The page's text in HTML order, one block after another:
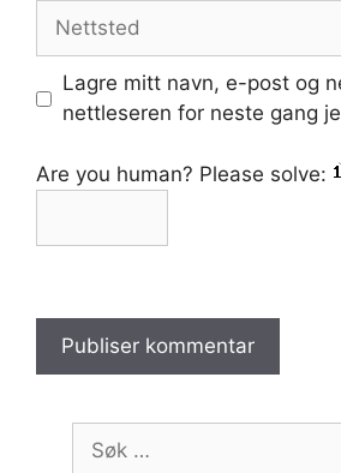
Nettsted
Lagre mitt navn, e-post og
nettleseren for neste gang
Are you human? Please solve:
Søk
etter: